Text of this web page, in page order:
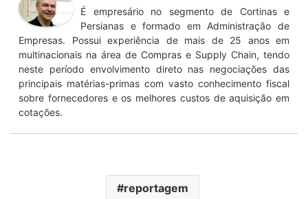
É empresário no segmento de Cortinas e
Persianas e formado em Administração de
Empresas. Possui experiência de mais de 25 anos em
multinacionais na área de Compras e Supply Chain, tendo
neste período envolvimento direto nas negociações das
principais matérias-primas com vasto conhecimento fiscal
sobre fornecedores e os melhores custos de aquisição em
cotações.
reportagem